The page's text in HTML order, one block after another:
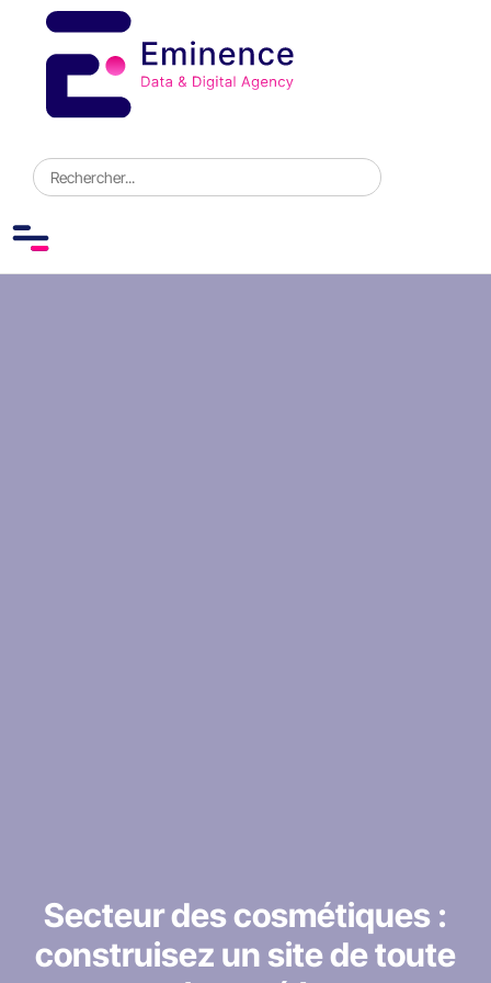
Secteur des cosmétiques :
construisez un site de toute